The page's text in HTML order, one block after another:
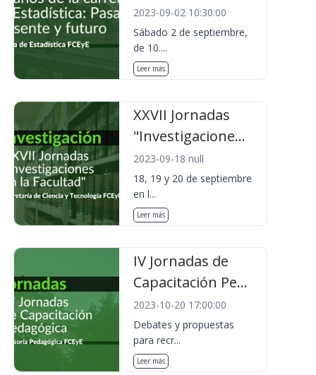
2023-09-02 10:30:00
Sábado 2 de septiembre,
de 10....
Leer más
XXVII Jornadas
"Investigacione...
2023-09-18 null
18, 19 y 20 de septiembre
en l...
Leer más
IV Jornadas de
Capacitación Pe...
2023-10-20 17:00:00
Debates y propuestas
para recr...
Leer más